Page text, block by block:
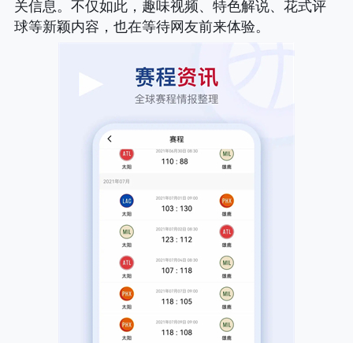
关信息。不仅如此，趣味视频、特色解说、花式评
球等新颖内容，也在等待网友前来体验。